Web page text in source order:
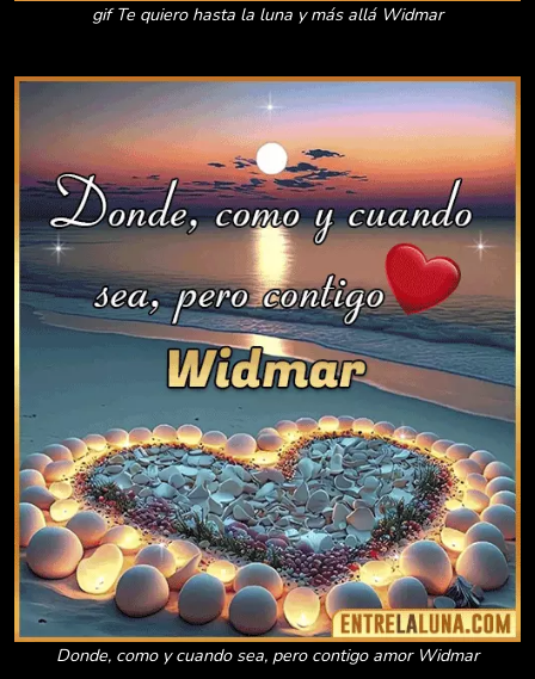
gif Te quiero hasta la luna y más allá Widmar
Donde, como y cuando sea, pero contigo amor Widmar